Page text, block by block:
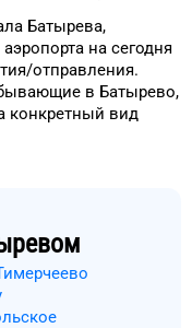
Батырева,
аэропорта на сегодня
отправления.
в Батырево,
конкретный вид